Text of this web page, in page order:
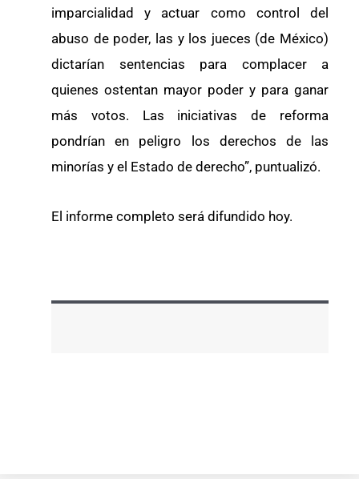
imparcialidad y actuar como control del
abuso de poder, las y los jueces (de México)
dictarían sentencias para complacer a
quienes ostentan mayor poder y para ganar
más votos. Las iniciativas de reforma
pondrían en peligro los derechos de las
minorías y el Estado de derecho”, puntualizó.
El informe completo será difundido hoy.